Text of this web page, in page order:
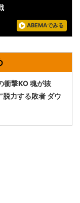
ABEMAでみる
衝撃KO 魂が抜
脱力する敗者 ダウ